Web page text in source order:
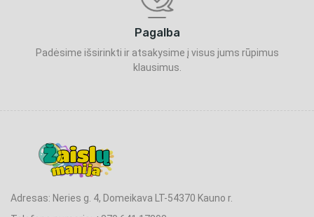
Pagalba
Padėsime išsirinkti ir atsakysime į visus jums rūpimus
klausimus.
Adresas: Neries g. 4, Domeikava LT-54370 Kauno r.